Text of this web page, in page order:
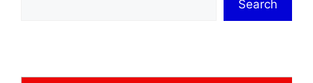
Search